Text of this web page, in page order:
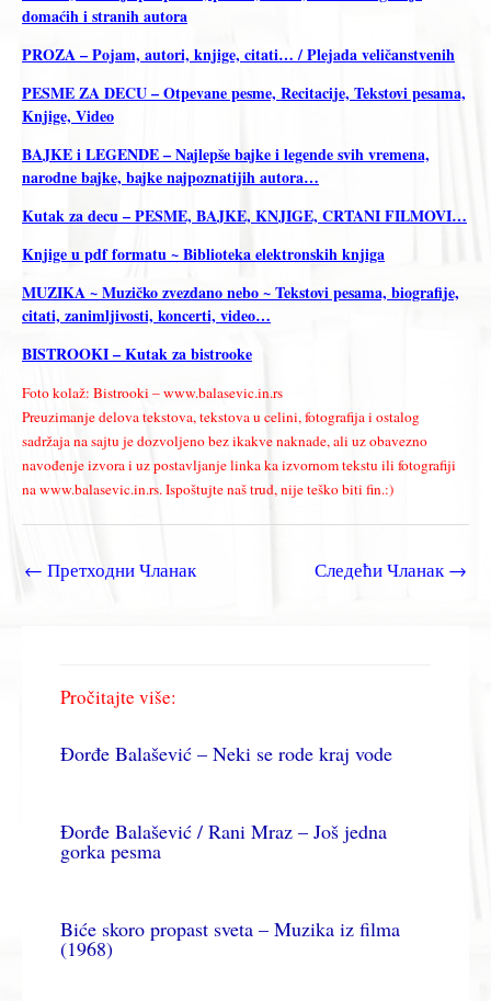
domaćih i stranih autora
PROZA – Pojam, autori, knjige, citati… / Plejada veličanstvenih
PESME ZA DECU – Otpevane pesme, Recitacije, Tekstovi pesama,
Knjige, Video
BAJKE i LEGENDE – Najlepše bajke i legende svih vremena,
narodne bajke, bajke najpoznatijih autora…
Kutak za decu – PESME, BAJKE, KNJIGE, CRTANI FILMOVI…
Knjige u pdf formatu ~ Biblioteka elektronskih knjiga
MUZIKA ~ Muzičko zvezdano nebo ~ Tekstovi pesama, biografije,
citati, zanimljivosti, koncerti, video…
BISTROOKI – Kutak za bistrooke
Foto kolaž: Bistrooki – www.balasevic.in.rs
Preuzimanje delova tekstova, tekstova u celini, fotografija i ostalog
sadržaja na sajtu je dozvoljeno bez ikakve naknade, ali uz obavezno
navođenje izvora i uz postavljanje linka ka izvornom tekstu ili fotografiji
na www.balasevic.in.rs. Ispoštujte naš trud, nije teško biti fin.:)
← Претходни Чланак Следећи Чланак →
Pročitajte više:
Đorđe Balašević – Neki se rode kraj vode
Đorđe Balašević / Rani Mraz – Još jedna
gorka pesma
Biće skoro propast sveta – Muzika iz filma
(1968)